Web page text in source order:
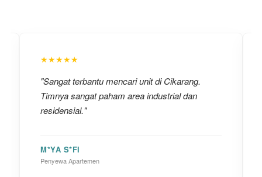
★★★★★
"Sangat terbantu mencari unit di Cikarang.
Timnya sangat paham area industrial dan
residensial."
M*YA S*FI
Penyewa Apartemen